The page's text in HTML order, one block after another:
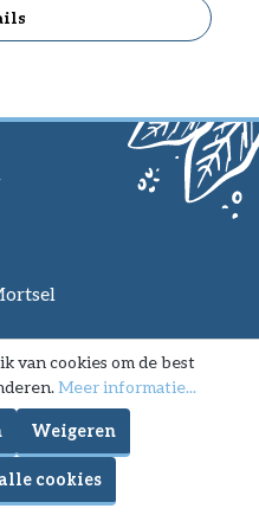
van cookies om de best
Meer informatie...
Weigeren
cookies